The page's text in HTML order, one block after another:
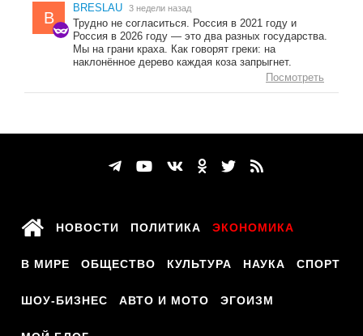
B
BRESLAU 3 недели назад
Трудно не согласиться. Россия в 2021 году и
Россия в 2026 году — это два разных государства.
Мы на грани краха. Как говорят греки: на
наклонённое дерево каждая коза запрыгнет.
Посмотреть
НОВОСТИ ПОЛИТИКА ЭКОНОМИКА
В МИРЕ ОБЩЕСТВО КУЛЬТУРА НАУКА СПОРТ
ШОУ-БИЗНЕС АВТО И МОТО ЭГОИЗМ